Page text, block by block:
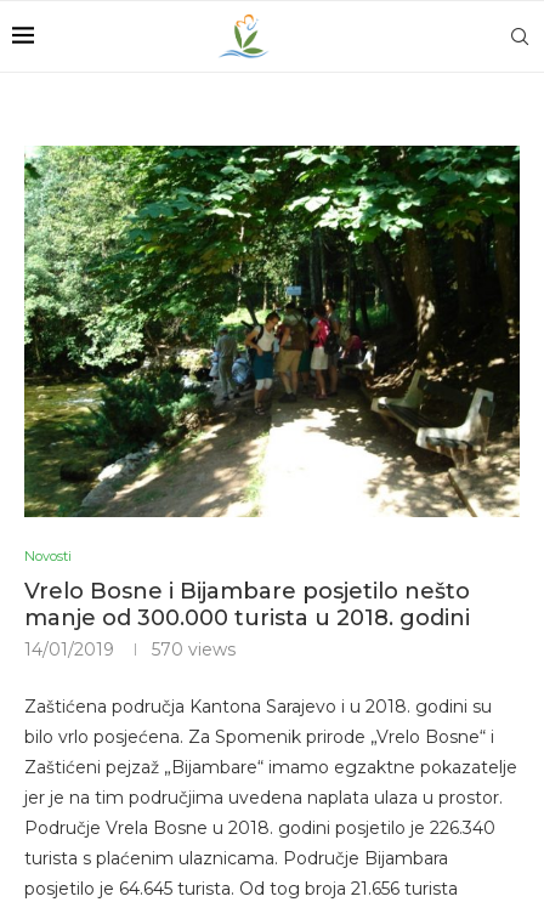
Novosti
Vrelo Bosne i Bijambare posjetilo nešto
manje od 300.000 turista u 2018. godini
14/01/2019 570 views
Zaštićena područja Kantona Sarajevo i u 2018. godini su
bilo vrlo posjećena. Za Spomenik prirode „Vrelo Bosne“ i
Zaštićeni pejzaž „Bijambare“ imamo egzaktne pokazatelje
jer je na tim područjima uvedena naplata ulaza u prostor.
Područje Vrela Bosne u 2018. godini posjetilo je 226.340
turista s plaćenim ulaznicama. Područje Bijambara
posjetilo je 64.645 turista. Od tog broja 21.656 turista